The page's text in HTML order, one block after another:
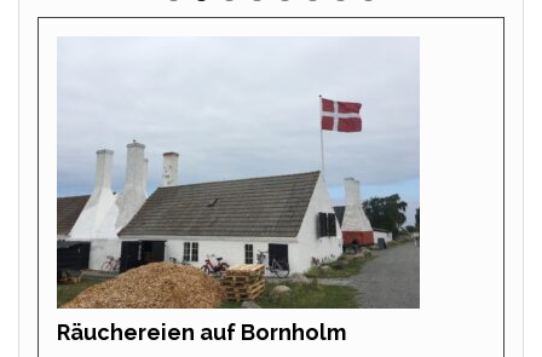
Räuchereien auf Bornholm